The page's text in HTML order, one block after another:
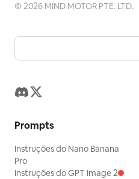
©2026 MIND MOTOR PTE. LTD.
Prompts
Instruções do Nano Banana
Pro
Instruções do GPT Image 2